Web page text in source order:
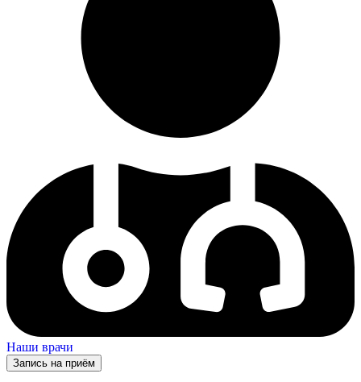
Наши врачи
Запись на приём